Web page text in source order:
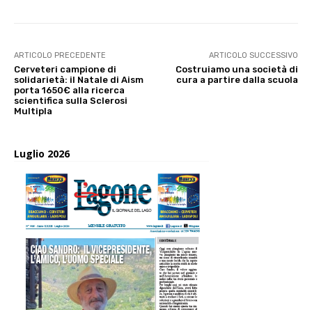
ARTICOLO PRECEDENTE
Cerveteri campione di
solidarietà: il Natale di Aism
porta 1650€ alla ricerca
scientifica sulla Sclerosi
Multipla
ARTICOLO SUCCESSIVO
Costruiamo una società di
cura a partire dalla scuola
Luglio 2026